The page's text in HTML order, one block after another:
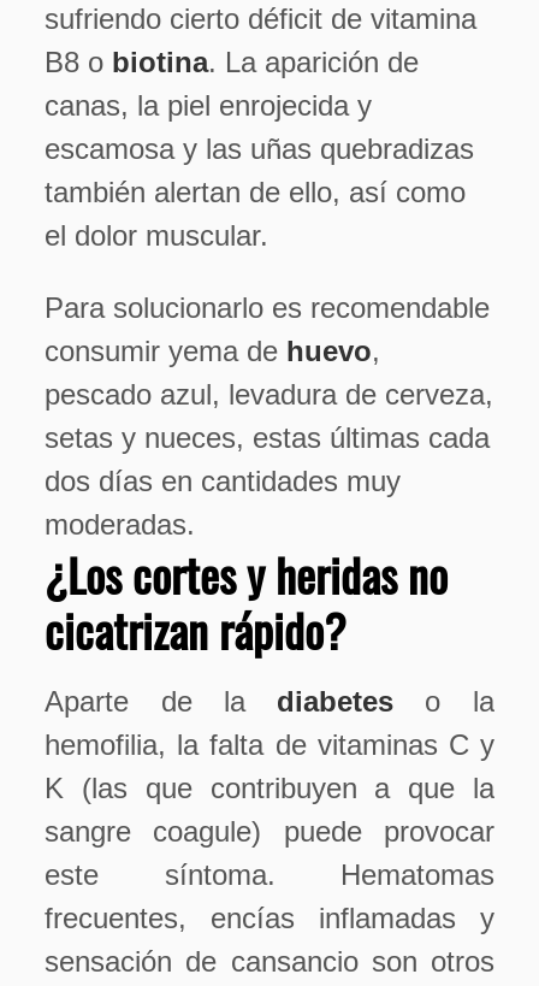
sufriendo cierto déficit de vitamina
B8 o biotina. La aparición de
canas, la piel enrojecida y
escamosa y las uñas quebradizas
también alertan de ello, así como
el dolor muscular.
Para solucionarlo es recomendable
consumir yema de huevo,
pescado azul, levadura de cerveza,
setas y nueces, estas últimas cada
dos días en cantidades muy
moderadas.
¿Los cortes y heridas no
cicatrizan rápido?
Aparte de la diabetes o la
hemofilia, la falta de vitaminas C y
K (las que contribuyen a que la
sangre coagule) puede provocar
este síntoma. Hematomas
frecuentes, encías inflamadas y
sensación de cansancio son otros